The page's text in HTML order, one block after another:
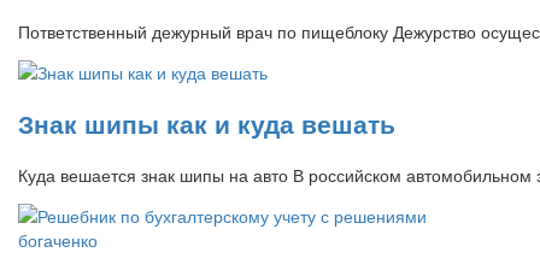
Пответственный дежурный врач по пищеблоку Дежурство
Знак шипы как и куда вешать
Куда вешается знак шипы на авто В российском